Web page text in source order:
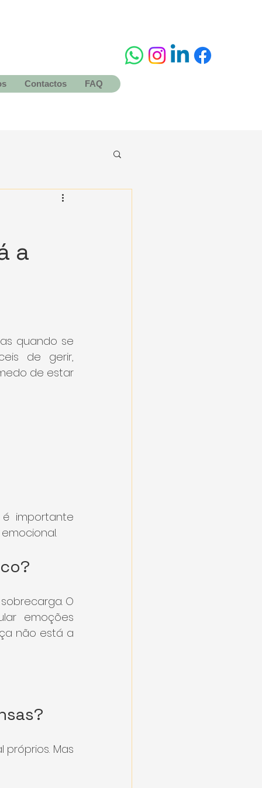
Contactos FAQ
a
quando se
de gerir,
de estar
importante
O
emoções
não está a
Mas